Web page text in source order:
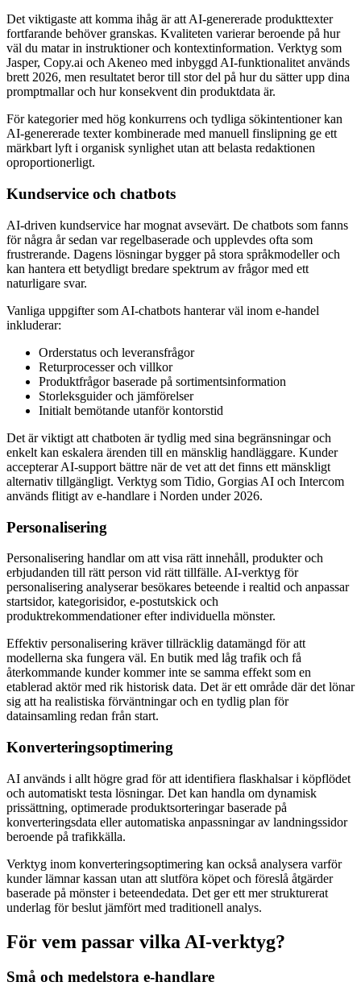
Det viktigaste att komma ihåg är att AI-genererade produkttexter
fortfarande behöver granskas. Kvaliteten varierar beroende på hur
väl du matar in instruktioner och kontextinformation. Verktyg som
Jasper, Copy.ai och Akeneo med inbyggd AI-funktionalitet används
brett 2026, men resultatet beror till stor del på hur du sätter upp dina
promptmallar och hur konsekvent din produktdata är.
För kategorier med hög konkurrens och tydliga sökintentioner kan
AI-genererade texter kombinerade med manuell finslipning ge ett
märkbart lyft i organisk synlighet utan att belasta redaktionen
oproportionerligt.
Kundservice och chatbots
AI-driven kundservice har mognat avsevärt. De chatbots som fanns
för några år sedan var regelbaserade och upplevdes ofta som
frustrerande. Dagens lösningar bygger på stora språkmodeller och
kan hantera ett betydligt bredare spektrum av frågor med ett
naturligare svar.
Vanliga uppgifter som AI-chatbots hanterar väl inom e-handel
inkluderar:
Orderstatus och leveransfrågor
Returprocesser och villkor
Produktfrågor baserade på sortimentsinformation
Storleksguider och jämförelser
Initialt bemötande utanför kontorstid
Det är viktigt att chatboten är tydlig med sina begränsningar och
enkelt kan eskalera ärenden till en mänsklig handläggare. Kunder
accepterar AI-support bättre när de vet att det finns ett mänskligt
alternativ tillgängligt. Verktyg som Tidio, Gorgias AI och Intercom
används flitigt av e-handlare i Norden under 2026.
Personalisering
Personalisering handlar om att visa rätt innehåll, produkter och
erbjudanden till rätt person vid rätt tillfälle. AI-verktyg för
personalisering analyserar besökares beteende i realtid och anpassar
startsidor, kategorisidor, e-postutskick och
produktrekommendationer efter individuella mönster.
Effektiv personalisering kräver tillräcklig datamängd för att
modellerna ska fungera väl. En butik med låg trafik och få
återkommande kunder kommer inte se samma effekt som en
etablerad aktör med rik historisk data. Det är ett område där det lönar
sig att ha realistiska förväntningar och en tydlig plan för
datainsamling redan från start.
Konverteringsoptimering
AI används i allt högre grad för att identifiera flaskhalsar i köpflödet
och automatiskt testa lösningar. Det kan handla om dynamisk
prissättning, optimerade produktsorteringar baserade på
konverteringsdata eller automatiska anpassningar av landningssidor
beroende på trafikkälla.
Verktyg inom konverteringsoptimering kan också analysera varför
kunder lämnar kassan utan att slutföra köpet och föreslå åtgärder
baserade på mönster i beteendedata. Det ger ett mer strukturerat
underlag för beslut jämfört med traditionell analys.
För vem passar vilka AI-verktyg?
Små och medelstora e-handlare